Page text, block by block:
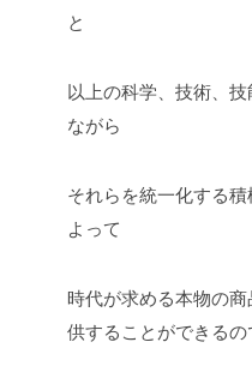
と
以上の科学、技術、
ながら
それらを統一化する
よって
時代が求める本物の
供することができるの